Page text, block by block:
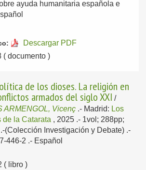
ayuda humanitaria española e
Descargar PDF
( documento )
de los dioses. La religión en
armados del siglo XXI /
ARMENGOL, Vicenç .- Madrid: Los
de la Catarata , 2025 .- 1vol; 288pp;
(Colección Investigación y Debate) .-
446-2 .- Español
( libro )